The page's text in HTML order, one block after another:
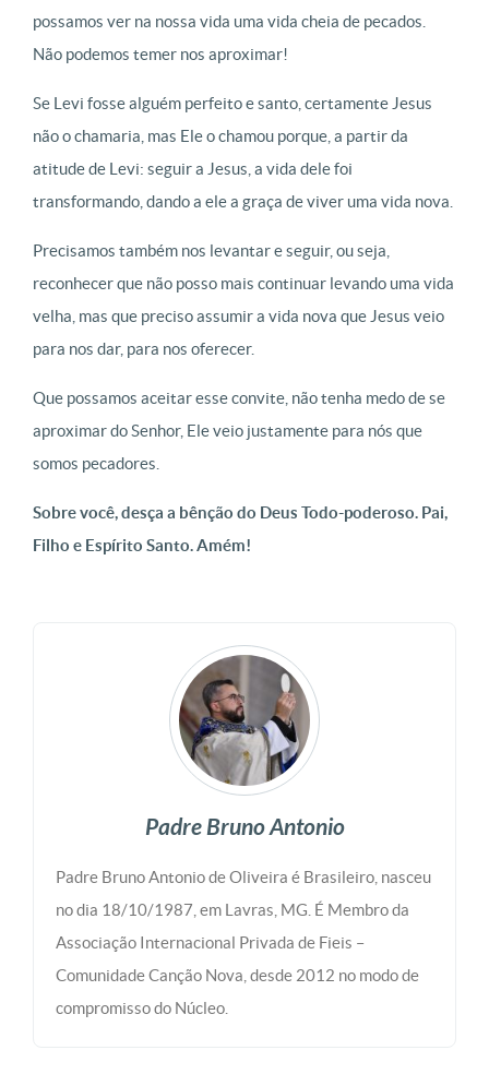
possamos ver na nossa vida uma vida cheia de pecados.
Não podemos temer nos aproximar!
Se Levi fosse alguém perfeito e santo, certamente Jesus
não o chamaria, mas Ele o chamou porque, a partir da
atitude de Levi: seguir a Jesus, a vida dele foi
transformando, dando a ele a graça de viver uma vida nova.
Precisamos também nos levantar e seguir, ou seja,
reconhecer que não posso mais continuar levando uma vida
velha, mas que preciso assumir a vida nova que Jesus veio
para nos dar, para nos oferecer.
Que possamos aceitar esse convite, não tenha medo de se
aproximar do Senhor, Ele veio justamente para nós que
somos pecadores.
Sobre você, desça a bênção do Deus Todo-poderoso. Pai,
Filho e Espírito Santo. Amém!
Padre Bruno Antonio
Padre Bruno Antonio de Oliveira é Brasileiro, nasceu
no dia 18/10/1987, em Lavras, MG. É Membro da
Associação Internacional Privada de Fieis –
Comunidade Canção Nova, desde 2012 no modo de
compromisso do Núcleo.